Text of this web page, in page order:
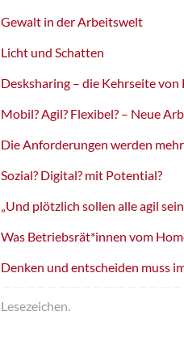
Gewalt in der Arbeitswelt
Licht und Schatten
Desksharing – die Kehrseite von
Mobil? Agil? Flexibel? – Neue
Die Anforderungen werden mehr
Sozial? Digital? mit Potential?
„Und plötzlich sollen alle agil
Was Betriebsrät*innen vom
Denken und entscheiden muss
Lesezeichen.